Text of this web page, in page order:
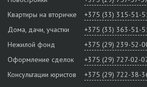
Квартиры на вторичке
+375 (33) 315-51-
Дома, дачи, участки
+375 (33) 363-51-
Нежилой фонд
+375 (29) 239-52-
Оформление сделок
+375 (29) 727-02-
Консультации юристов
+375 (29) 722-38-